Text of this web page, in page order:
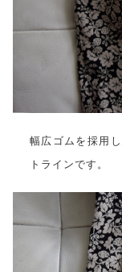
幅広ゴムを採用
トラインです。